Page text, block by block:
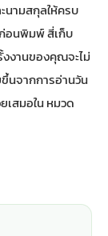
นามสกุลให้ครบ
อนพิมพ์ สี่เก็บ
งานของคุณจะไม่
นจากการอ่านวัน
เสมอในหมวด